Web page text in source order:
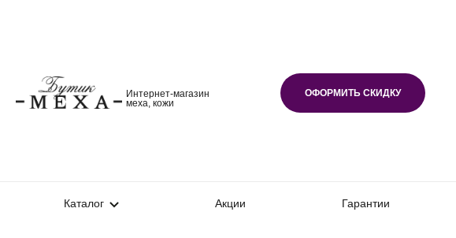
Интернет-магазин
меха, кожи
ОФОРМИТЬ СКИДКУ
Каталог Акции Гарантии